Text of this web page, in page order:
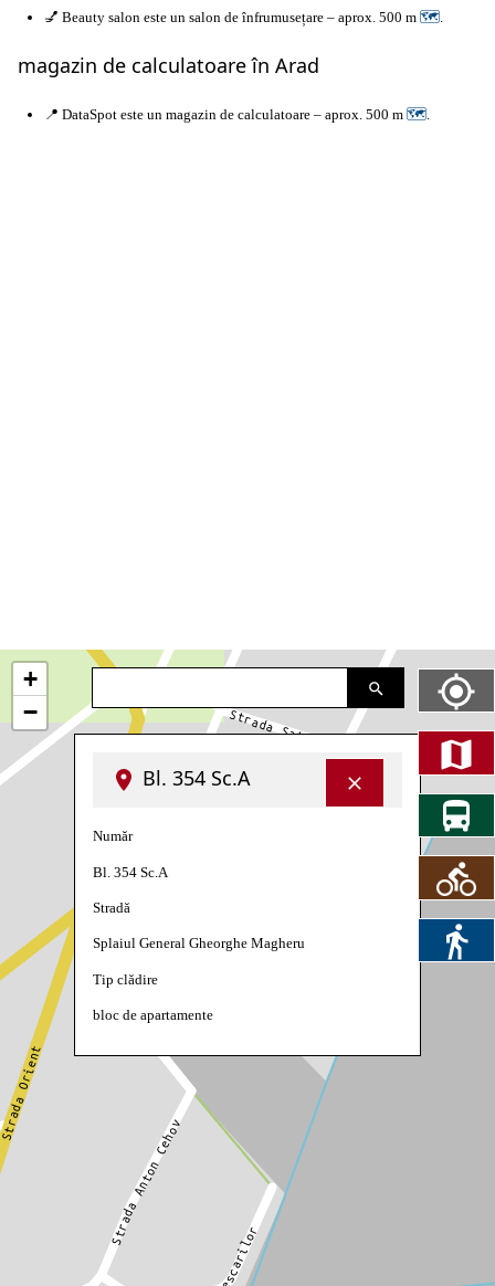
💅 Beauty salon este un salon de înfrumusețare – aprox. 500 m 🗺
magazin de calculatoare în Arad
📍 DataSpot este un magazin de calculatoare – aprox. 500 m 🗺.
Bl. 354 Sc.A
Număr
Bl. 354 Sc.A
Stradă
Splaiul General Gheorghe Magheru
Tip clădire
bloc de apartamente
+
−